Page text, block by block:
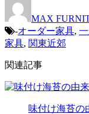
MAX
-オーダー家具,
家具, 関東近郊
関連記事
味付け海苔の